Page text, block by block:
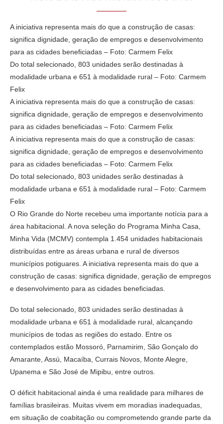
A iniciativa representa mais do que a construção de casas:
significa dignidade, geração de empregos e desenvolvimento
para as cidades beneficiadas – Foto: Carmem Felix
Do total selecionado, 803 unidades serão destinadas à
modalidade urbana e 651 à modalidade rural – Foto: Carmem
Felix
A iniciativa representa mais do que a construção de casas:
significa dignidade, geração de empregos e desenvolvimento
para as cidades beneficiadas – Foto: Carmem Felix
A iniciativa representa mais do que a construção de casas:
significa dignidade, geração de empregos e desenvolvimento
para as cidades beneficiadas – Foto: Carmem Felix
Do total selecionado, 803 unidades serão destinadas à
modalidade urbana e 651 à modalidade rural – Foto: Carmem
Felix
O Rio Grande do Norte recebeu uma importante notícia para a
área habitacional. A nova seleção do Programa Minha Casa,
Minha Vida (MCMV) contempla 1.454 unidades habitacionais
distribuídas entre as áreas urbana e rural de diversos
municípios potiguares. A iniciativa representa mais do que a
construção de casas: significa dignidade, geração de empregos
e desenvolvimento para as cidades beneficiadas.
Do total selecionado, 803 unidades serão destinadas à
modalidade urbana e 651 à modalidade rural, alcançando
municípios de todas as regiões do estado. Entre os
contemplados estão Mossoró, Parnamirim, São Gonçalo do
Amarante, Assú, Macaíba, Currais Novos, Monte Alegre,
Upanema e São José de Mipibu, entre outros.
O déficit habitacional ainda é uma realidade para milhares de
famílias brasileiras. Muitas vivem em moradias inadequadas,
em situação de coabitação ou comprometendo grande parte da